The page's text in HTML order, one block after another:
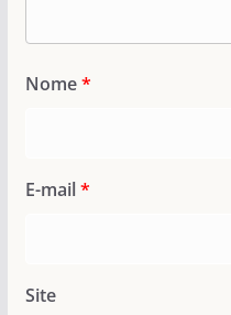
Nome*
E-mail*
Site